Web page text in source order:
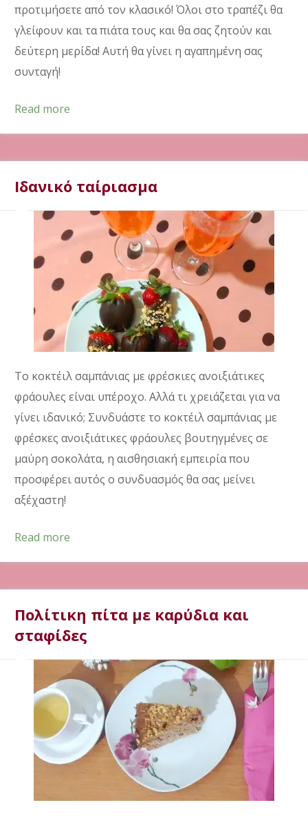
προτιμήσετε από τον κλασικό! Όλοι στο τραπέζι θα
γλείφουν και τα πιάτα τους και θα σας ζητούν και
δεύτερη μερίδα! Αυτή θα γίνει η αγαπημένη σας
συνταγή!
Read more
Ιδανικό ταίριασμα
Το κοκτέιλ σαμπάνιας με φρέσκιες ανοιξιάτικες
φράουλες είναι υπέροχο. Αλλά τι χρειάζεται για να
γίνει ιδανικό; Συνδυάστε το κοκτέιλ σαμπάνιας με
φρέσκες ανοιξιάτικες φράουλες βουτηγμένες σε
μαύρη σοκολάτα, η αισθησιακή εμπειρία που
προσφέρει αυτός ο συνδυασμός θα σας μείνει
αξέχαστη!
Read more
Πολίτικη πίτα με καρύδια και
σταφίδες